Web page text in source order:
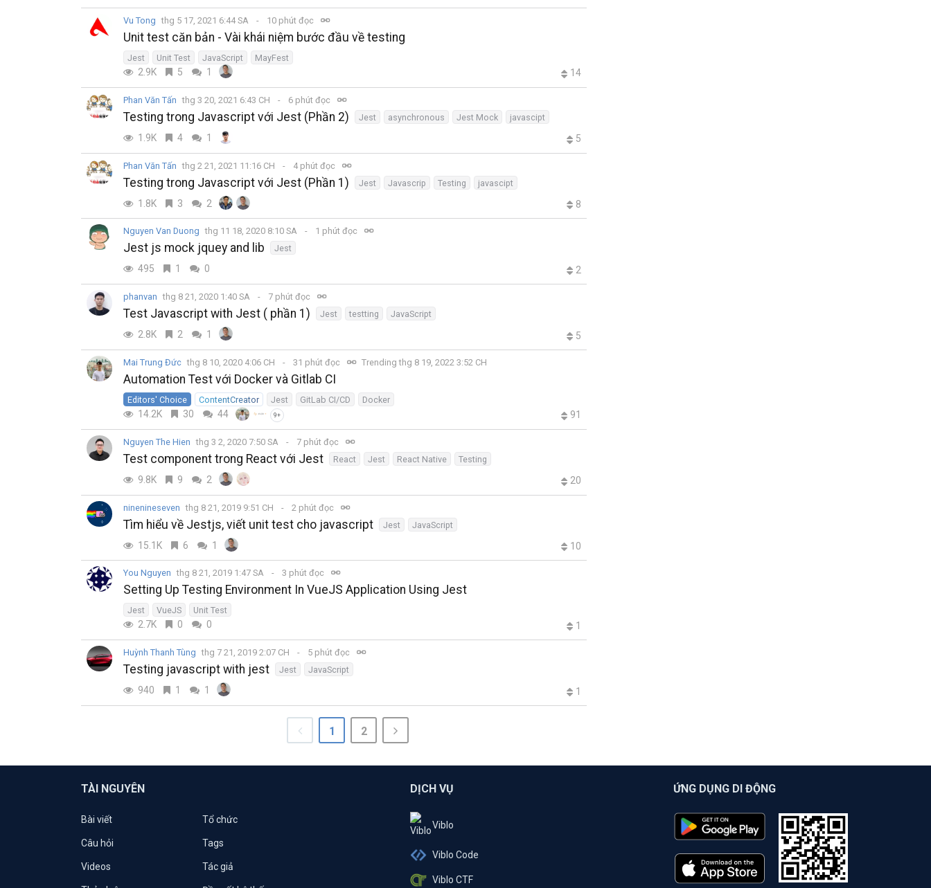
Vu Tong thg 5 17, 2021 6:44 SA 10 phút đọc
Unit test căn bản - Vài khái niệm bước đầu về testing
Jest Unit Test JavaScript MayFest
2.9K 5 1 14
Phan Văn Tấn thg 3 20, 2021 6:43 CH 6 phút đọc
Testing trong Javascript với Jest (Phần 2) Jest asynchronous Jest Mock javascipt
1.9K 4 1 5
Phan Văn Tấn thg 2 21, 2021 11:16 CH 4 phút đọc
Testing trong Javascript với Jest (Phần 1) Jest Javascrip Testing javascipt
1.8K 3 2 8
Nguyen Van Duong thg 11 18, 2020 8:10 SA 1 phút đọc
Jest js mock jquey and lib Jest
495 1 0 2
phanvan thg 8 21, 2020 1:40 SA 7 phút đọc
Test Javascript with Jest ( phần 1) Jest testting JavaScript
2.8K 2 1 5
Mai Trung Đức thg 8 10, 2020 4:06 CH 31 phút đọc Trending thg 8 19, 2022 3:52 CH
Automation Test với Docker và Gitlab CI
Editors' Choice ContentCreator Jest GitLab CI/CD Docker
14.2K 30 44 9+ 91
Nguyen The Hien thg 3 2, 2020 7:50 SA 7 phút đọc
Test component trong React với Jest React Jest React Native Testing
9.8K 9 2 20
ninenineseven thg 8 21, 2019 9:51 CH 2 phút đọc
Tìm hiểu về Jestjs, viết unit test cho javascript Jest JavaScript
15.1K 6 1 10
You Nguyen thg 8 21, 2019 1:47 SA 3 phút đọc
Setting Up Testing Environment In VueJS Application Using Jest
Jest VueJS Unit Test
2.7K 0 0 1
Huỳnh Thanh Tùng thg 7 21, 2019 2:07 CH 5 phút đọc
Testing javascript with jest Jest JavaScript
940 1 1 1
1 2
TÀI NGUYÊN
Bài viết Tổ chức
Câu hỏi Tags
Videos Tác giả
DỊCH VỤ
Viblo
Viblo Code
Viblo CTF
ỨNG DỤNG DI ĐỘNG